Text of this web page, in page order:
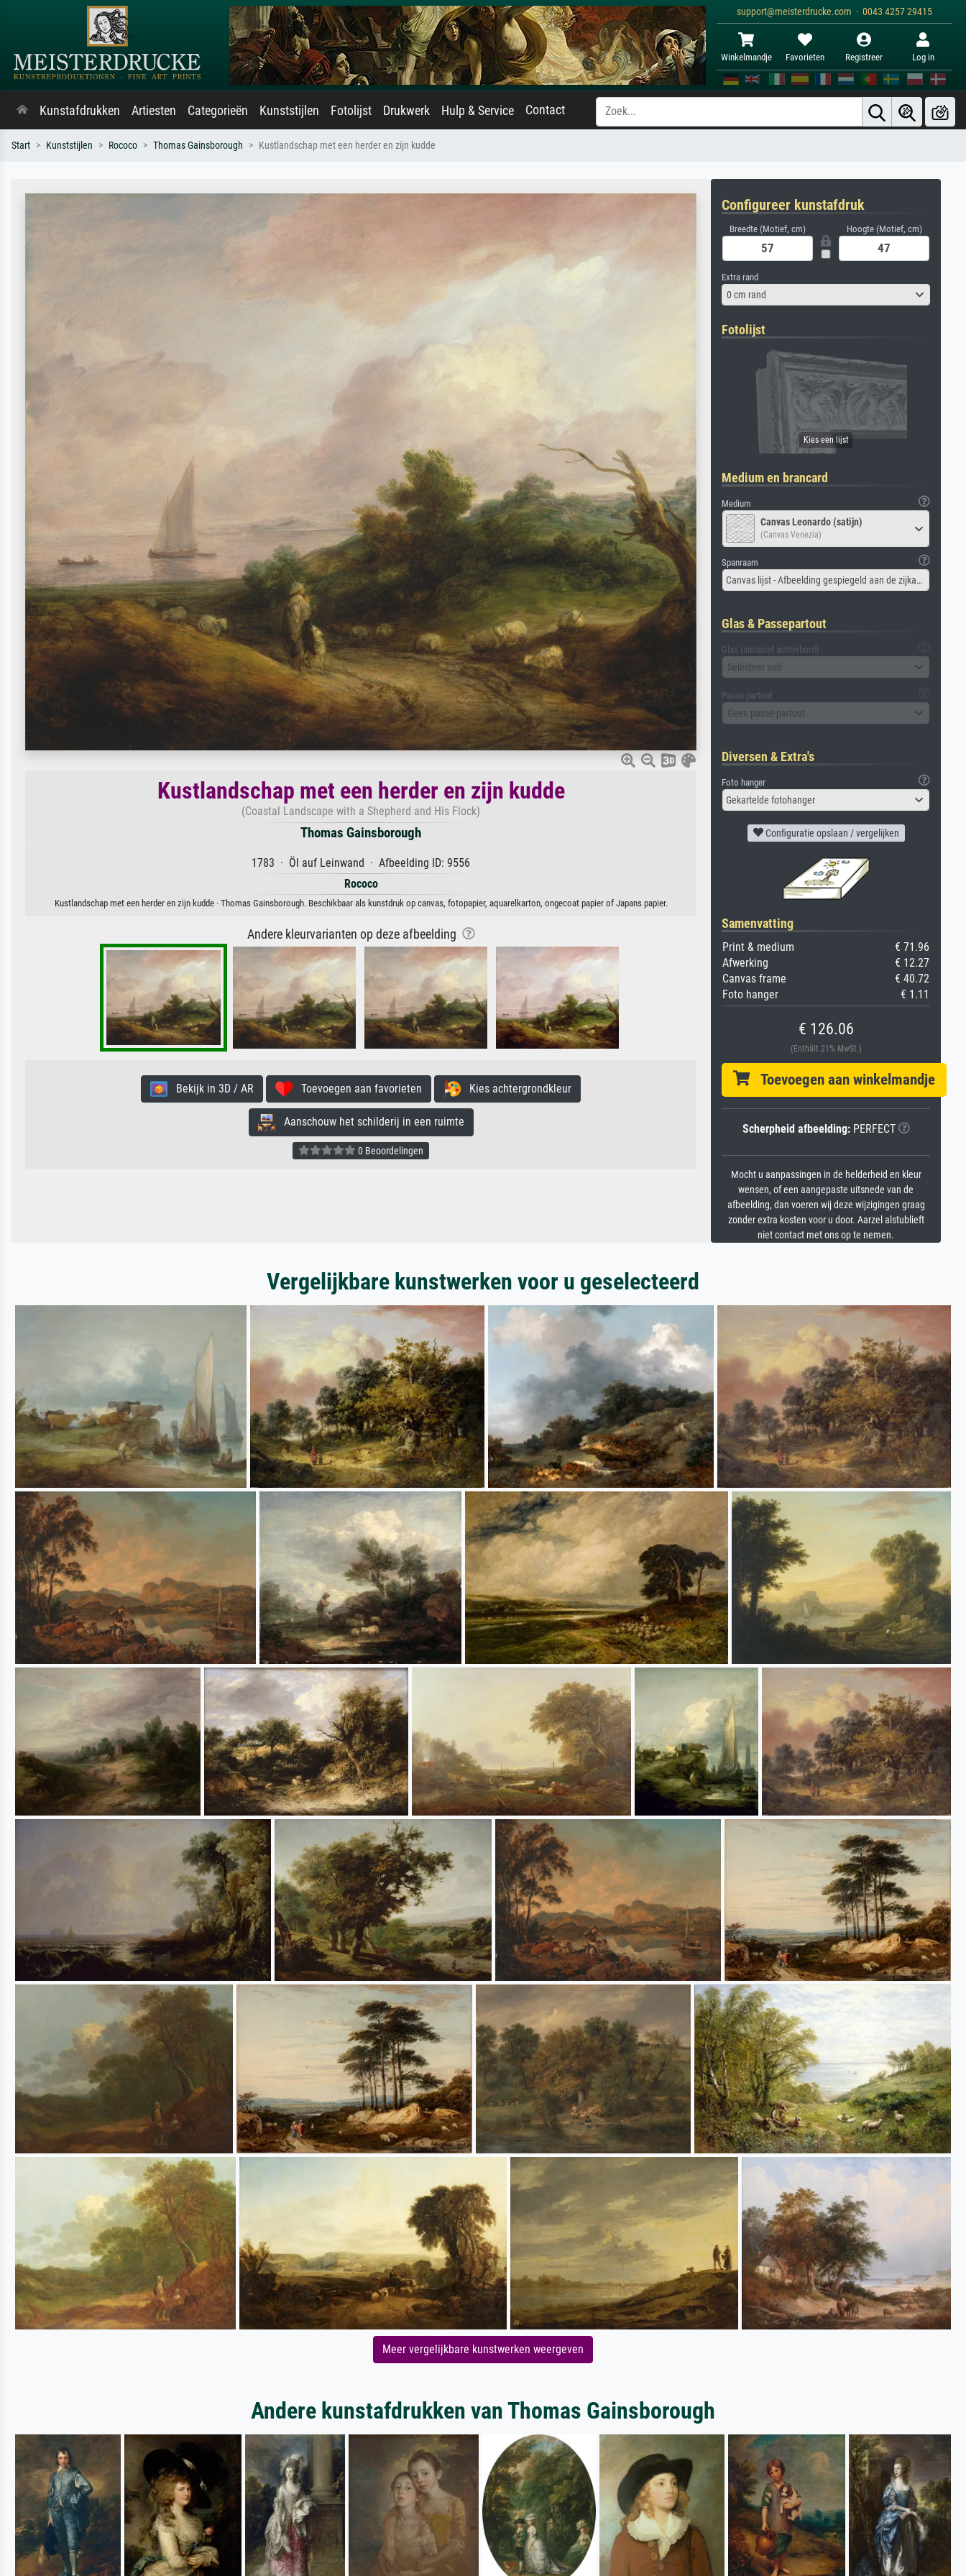
support@meisterdrucke.com · 0043 4257 29415
Winkelmandje Favorieten Registreer Log in
Kunstafdrukken Artiesten Categorieën Kunststijlen Fotolijst Drukwerk Hulp & Service Contact
Start Kunststijlen Rococo Thomas Gainsborough Kustlandschap met een herder en zijn kudde
Kustlandschap met een herder en zijn kudde
(Coastal Landscape with a Shepherd and His Flock)
Thomas Gainsborough
1783 · Öl auf Leinwand · Afbeelding ID: 9556
Rococo
Kustlandschap met een herder en zijn kudde · Thomas Gainsborough. Beschikbaar als kunstdruk op canvas, fotopapier, aquarelkarton, ongecoat papier of Japans papier.
Andere kleurvarianten op deze afbeelding
Bekijk in 3D / AR Toevoegen aan favorieten Kies achtergrondkleur
Aanschouw het schilderij in een ruimte
0 Beoordelingen
Configureer kunstafdruk
Breedte (Motief, cm) Hoogte (Motief, cm)
Extra rand
0 cm rand
Fotolijst
Medium en brancard
Medium
Canvas Leonardo (satijn)
(Canvas Venezia)
Spanraam
Canvas lijst - Afbeelding gespiegeld aan de zijkant
Glas & Passepartout
Glas (inclusief achterbord)
Selecteer aub
Passe-partout
Geen passe-partout
Diversen & Extra's
Foto hanger
Gekartelde fotohanger
Configuratie opslaan / vergelijken
Samenvatting
Print & medium
€ 71.96
Afwerking
€ 12.27
Canvas frame
€ 40.72
Foto hanger
€ 1.11
€ 126.06
(Enthält 21% MwSt.)
Toevoegen aan winkelmandje
Scherpheid afbeelding:PERFECT
Mocht u aanpassingen in de helderheid en kleur
wensen, of een aangepaste uitsnede van de
afbeelding, dan voeren wij deze wijzigingen graag
zonder extra kosten voor u door. Aarzel alstublieft
niet contact met ons op te nemen.
Vergelijkbare kunstwerken voor u geselecteerd
Meer vergelijkbare kunstwerken weergeven
Andere kunstafdrukken van Thomas Gainsborough